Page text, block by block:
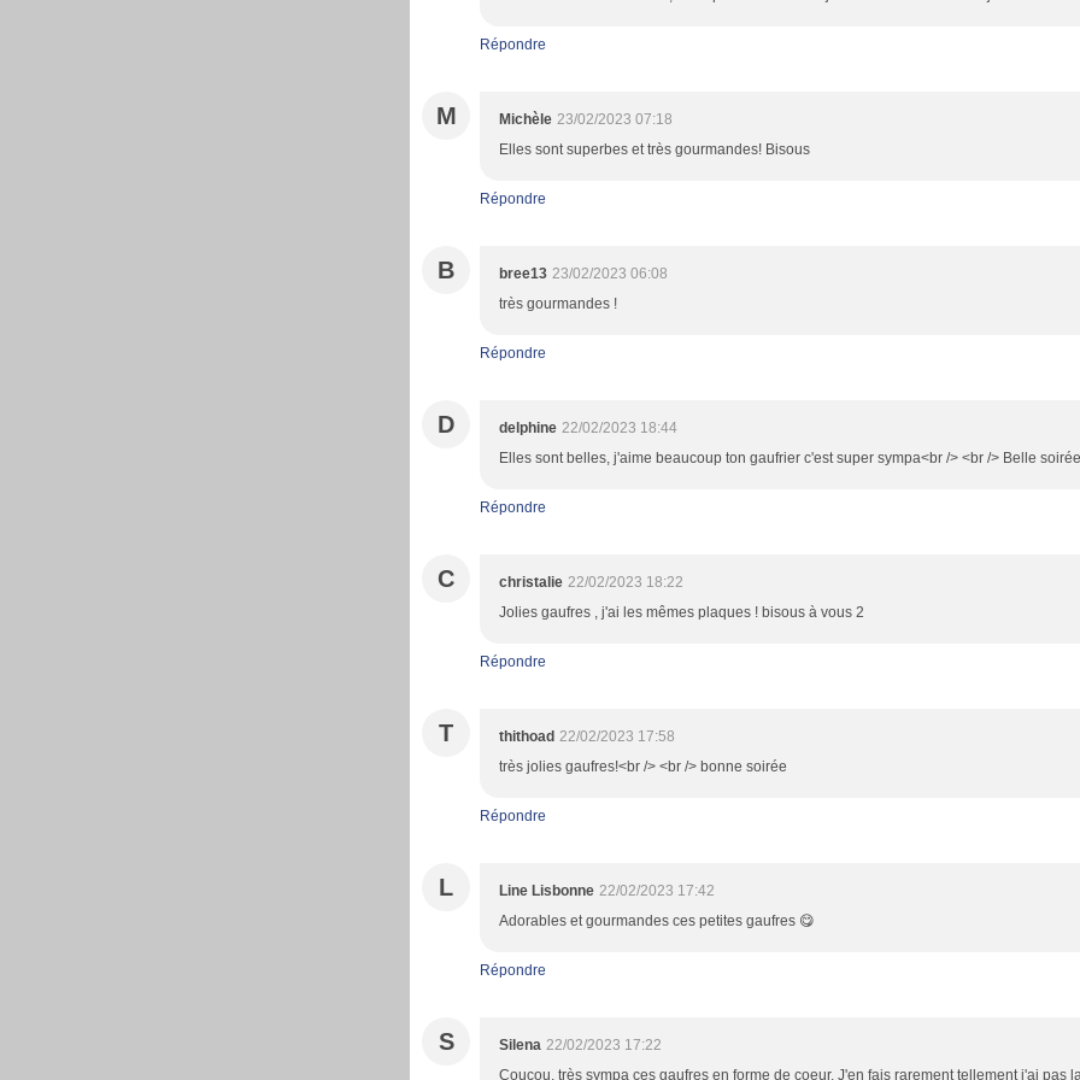
Répondre
M Michèle 23/02/2023 07:18
Elles sont superbes et très gourmandes! Bisous
Répondre
B bree13 23/02/2023 06:08
très gourmandes !
Répondre
D delphine 22/02/2023 18:44
Elles sont belles, j'aime beaucoup ton gaufrier c'est super sympa<br /> <br /> Belle soirée
Répondre
C christalie 22/02/2023 18:22
Jolies gaufres , j'ai les mêmes plaques ! bisous à vous 2
Répondre
T thithoad 22/02/2023 17:58
très jolies gaufres!<br /> <br /> bonne soirée
Répondre
L Line Lisbonne 22/02/2023 17:42
Adorables et gourmandes ces petites gaufres 😋
Répondre
S Silena 22/02/2023 17:22
Coucou, très sympa ces gaufres en forme de coeur. J'en fais rarement tellement j'ai pas